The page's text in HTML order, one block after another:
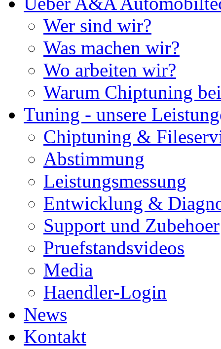
Wer sind wir?
Was machen wir?
Wo arbeiten wir?
Warum Chiptuning
Tuning - unsere
Chiptuning &
Abstimmung
Leistungsmessung
Entwicklung &
Support und Zubehoer
Pruefstandsvideos
Media
Haendler-Login
News
Kontakt